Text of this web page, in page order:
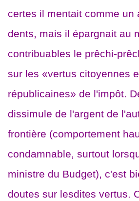
certes il mentait comme un
dents, mais il épargnait au
contribuables le prêchi-
sur les «vertus citoyennes
républicaines» de l'impôt.
dissimule de l'argent de
frontière (comportement
condamnable, surtout
ministre du Budget), c'est
doutes sur lesdites vertus.